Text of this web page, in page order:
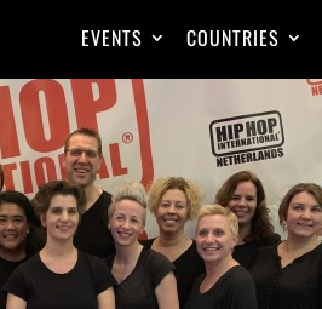
EVENTS COUNTRIES